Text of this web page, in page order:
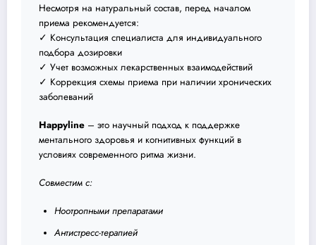
Несмотря на натуральный состав, перед началом
приема рекомендуется:
✓ Консультация специалиста для индивидуального
подбора дозировки
✓ Учет возможных лекарственных взаимодействий
✓ Коррекция схемы приема при наличии хронических
заболеваний
Happyline – это научный подход к поддержке
ментального здоровья и когнитивных функций в
условиях современного ритма жизни.
Совместим с:
Ноотропными препаратами
Антистресс-терапией